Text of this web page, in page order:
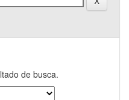
de busca.